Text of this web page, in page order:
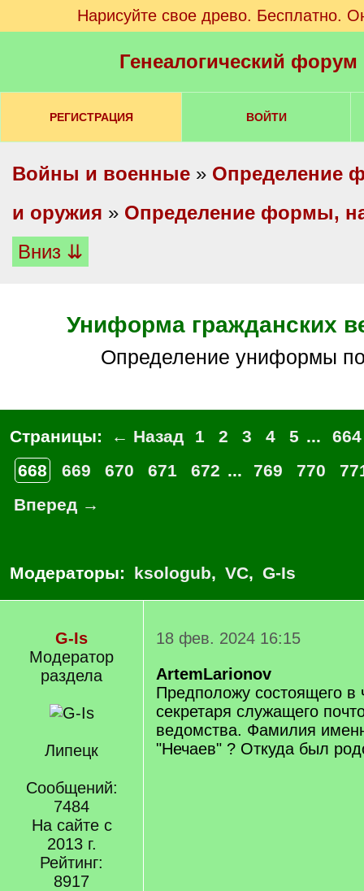
Нарисуйте свое древо. Бесплатно.
Генеалогический
РЕГИСТРАЦИЯ ВОЙТИ
Войны и военные » Определение
и оружия » Определение формы,
Вниз ⇊
Униформа гражданских
определение униформы
Страницы: ← Назад 1 2 3 4 5 ...
664
668
669 670 671 672 ... 769 770
Вперед →
Модераторы: ksologub, VC, G-Is
G-Is
Модератор
раздела
Липецк
Сообщений:
7484
На сайте с
2013 г.
Рейтинг:
8917
18 фев. 2024 16:15
ArtemLarionov
Предположу состоящего в
секретаря служащего
ведомства. Фамилия
"Нечаев" ? Откуда был